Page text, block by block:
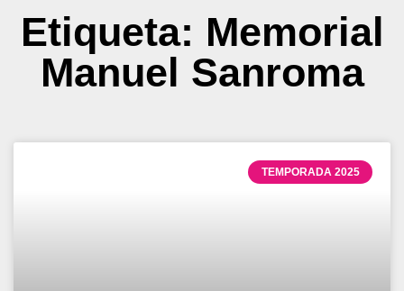
Etiqueta: Memorial
Manuel Sanroma
TEMPORADA 2025